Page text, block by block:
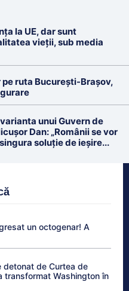
la UE, dar sunt
vieții, sub media
pe ruta București-Brașov,
unui Guvern de
Dan: „Românii se vor
soluție de ieșire...
un octogenar! A
detonat de Curtea de
transformat Washington în